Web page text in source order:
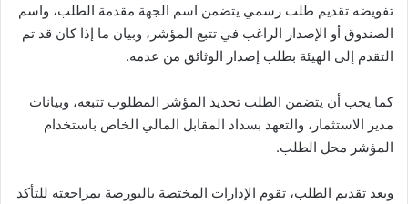
تفويضه تقديم طلب رسمي يتضمن اسم الجهة مقدمة الطلب، واسم
الصندوق أو الإصدار الراغب في تتبع المؤشر، وبيان ما إذا كان قد تم
التقدم إلى الهيئة بطلب إصدار الوثائق من عدمه.
كما يجب أن يتضمن الطلب تحديد المؤشر المطلوب تتبعه، وبيانات
مدير الاستثمار، والتعهد بسداد المقابل المالي الخاص باستخدام
المؤشر محل الطلب.
وبعد تقديم الطلب، تقوم الإدارات المختصة بالبورصة بمراجعته للتأكد